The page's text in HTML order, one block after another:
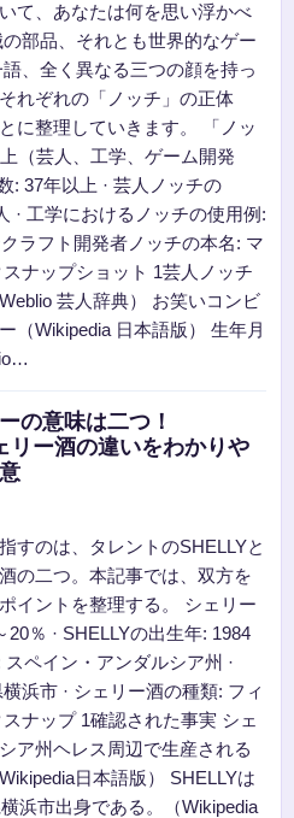
て、あなたは何を思い浮かべ
部品、それとも世界的なゲー
、全く異なる三つの顔を持っ
れぞれの「ノッチ」の正体
に整理していきます。 「ノッ
（芸人、工学、ゲーム開発
: 37年以上 · 芸人ノッチの
· 工学におけるノッチの使用例:
ラフト開発者ノッチの本名: マ
ナップショット 1芸人ノッチ
芸人辞典） お笑いコンビ
（Wikipedia 日本語版） 生年月
の意味は二つ！
リー酒の違いをわかりや
すのは、タレントのSHELLYと
の二つ。本記事では、双方を
イントを整理する。 シェリー
％ · SHELLYの出生年: 1984
ペイン・アンダルシア州 ·
浜市 · シェリー酒の種類: フィ
ナップ 1確認された事実 シェ
ア州ヘレス周辺で生産される
日本語版） SHELLYは
浜市出身である。（Wikipedia